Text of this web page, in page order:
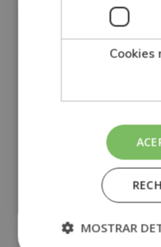
Máster Experto
Digital y
Cookies
MOSTRAR